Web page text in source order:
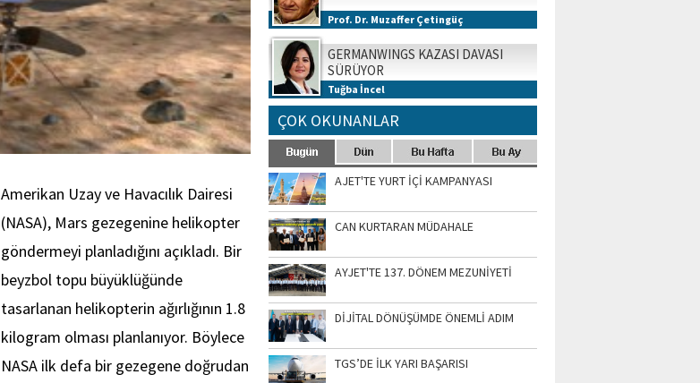
Amerikan Uzay ve Havacılık Dairesi
(NASA), Mars gezegenine helikopter
göndermeyi planladığını açıkladı. Bir
beyzbol topu büyüklüğünde
tasarlanan helikopterin ağırlığının 1.8
kilogram olması planlanıyor. Böylece
NASA ilk defa bir gezegene doğrudan
Prof. Dr. Muzaffer Çetingüç
GERMANWINGS KAZASI DAVASI
SÜRÜYOR
Tuğba İncel
ÇOK OKUNANLAR
AJET'TE YURT İÇİ KAMPANYASI
CAN KURTARAN MÜDAHALE
AYJET'TE 137. DÖNEM MEZUNİYETİ
DİJİTAL DÖNÜŞÜMDE ÖNEMLİ ADIM
TGS’DE İLK YARI BAŞARISI